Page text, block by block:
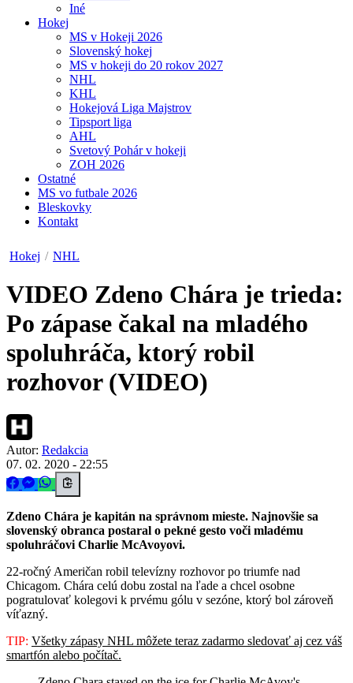
Iné
Hokej
MS v Hokeji 2026
Slovenský hokej
MS v hokeji do 20 rokov 2027
NHL
KHL
Hokejová Liga Majstrov
Tipsport liga
AHL
Svetový Pohár v hokeji
ZOH 2026
Ostatné
MS vo futbale 2026
Bleskovky
Kontakt
Hokej / NHL
VIDEO Zdeno Chára je trieda:
Po zápase čakal na mladého
spoluhráča, ktorý robil
rozhovor (VIDEO)
Autor: Redakcia
07. 02. 2020 - 22:55
Zdeno Chára je kapitán na správnom mieste. Najnovšie sa
slovenský obranca postaral o pekné gesto voči mladému
spoluhráčovi Charlie McAvoyovi.
22-ročný Američan robil televízny rozhovor po triumfe nad
Chicagom. Chára celú dobu zostal na ľade a chcel osobne
pogratulovať kolegovi k prvému gólu v sezóne, ktorý bol zároveň
víťazný.
TIP: Všetky zápasy NHL môžete teraz zadarmo sledovať aj cez váš
smartfón alebo počítač.